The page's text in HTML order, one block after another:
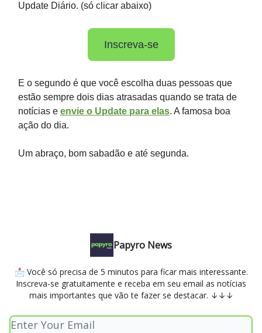
Update Diário. (só clicar abaixo)
Inscreva-se
E o segundo é que você escolha duas pessoas que
estão sempre dois dias atrasadas quando se trata de
notícias e envie o Update para elas. A famosa boa
ação do dia.
Um abraço, bom sabadão e até segunda.
Papyro News
📩 Você só precisa de 5 minutos para ficar mais interessante.
Inscreva-se gratuitamente e receba em seu email as notícias
mais importantes que vão te fazer se destacar. ↓↓↓